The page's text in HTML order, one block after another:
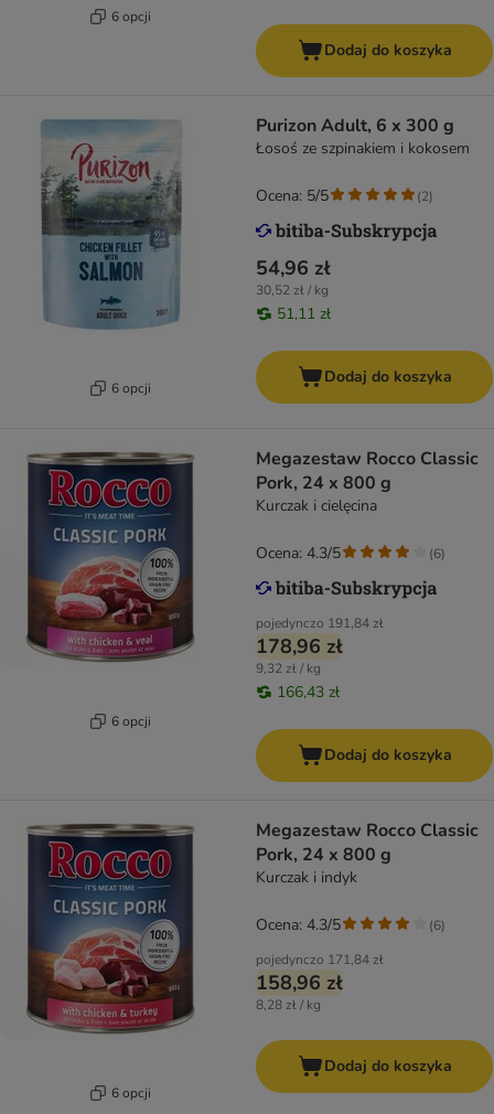
6 opcji
Dodaj do koszyka
6 opcji
Purizon Adult, 6 x 300 g
Łosoś ze szpinakiem i kokosem
54,96 zł
30,52 zł / kg
51,11 zł
Ocena: 5/5 (2)
Dodaj do koszyka
6 opcji
Megazestaw Rocco Classic
Pork, 24 x 800 g
Kurczak i cielęcina
pojedynczo 191,84 zł
178,96 zł
9,32 zł / kg
166,43 zł
Ocena: 4.3/5 (6)
Dodaj do koszyka
6 opcji
Megazestaw Rocco Classic
Pork, 24 x 800 g
Kurczak i indyk
pojedynczo 171,84 zł
158,96 zł
8,28 zł / kg
Ocena: 4.3/5 (6)
Dodaj do koszyka